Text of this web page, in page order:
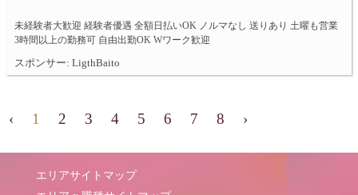
未経験者大歓迎 経験者優遇 全額日払いOK ノルマなし 送りあり 土曜も営業
3時間以上の勤務可 自由出勤OK Wワーク歓迎
スポンサー: LigthBaito
‹ 1 2 3 4 5 6 7 8 ›
エリアサイトマップ